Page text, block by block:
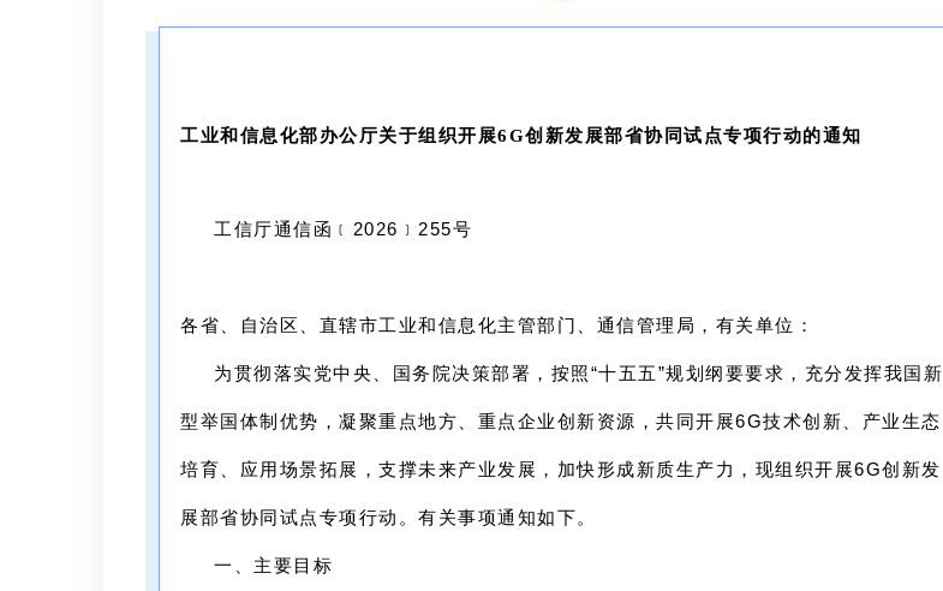
工业和信息化部办公厅关于组织开展6G创新发展部省协同试点专项行动的通知
工信厅通信函﹝2026﹞255号
各省、自治区、直辖市工业和信息化主管部门、通信管理局，有关单位：
为贯彻落实党中央、国务院决策部署，按照“十五五”规划纲要要求，充分发挥我国新
型举国体制优势，凝聚重点地方、重点企业创新资源，共同开展6G技术创新、产业生态
培育、应用场景拓展，支撑未来产业发展，加快形成新质生产力，现组织开展6G创新发
展部省协同试点专项行动。有关事项通知如下。
一、主要目标